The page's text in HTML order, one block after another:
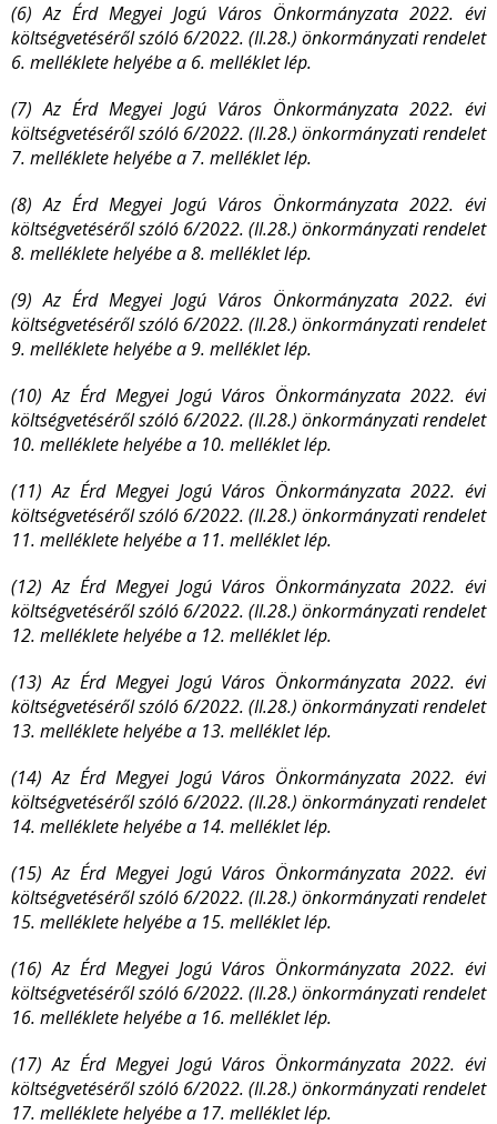
(6) Az Érd Megyei Jogú Város Önkormányzata 2022. évi
költségvetéséről szóló 6/2022. (II.28.) önkormányzati rendelet
6. melléklete helyébe a 6. melléklet lép.
(7) Az Érd Megyei Jogú Város Önkormányzata 2022. évi
költségvetéséről szóló 6/2022. (II.28.) önkormányzati rendelet
7. melléklete helyébe a 7. melléklet lép.
(8) Az Érd Megyei Jogú Város Önkormányzata 2022. évi
költségvetéséről szóló 6/2022. (II.28.) önkormányzati rendelet
8. melléklete helyébe a 8. melléklet lép.
(9) Az Érd Megyei Jogú Város Önkormányzata 2022. évi
költségvetéséről szóló 6/2022. (II.28.) önkormányzati rendelet
9. melléklete helyébe a 9. melléklet lép.
(10) Az Érd Megyei Jogú Város Önkormányzata 2022. évi
költségvetéséről szóló 6/2022. (II.28.) önkormányzati rendelet
10. melléklete helyébe a 10. melléklet lép.
(11) Az Érd Megyei Jogú Város Önkormányzata 2022. évi
költségvetéséről szóló 6/2022. (II.28.) önkormányzati rendelet
11. melléklete helyébe a 11. melléklet lép.
(12) Az Érd Megyei Jogú Város Önkormányzata 2022. évi
költségvetéséről szóló 6/2022. (II.28.) önkormányzati rendelet
12. melléklete helyébe a 12. melléklet lép.
(13) Az Érd Megyei Jogú Város Önkormányzata 2022. évi
költségvetéséről szóló 6/2022. (II.28.) önkormányzati rendelet
13. melléklete helyébe a 13. melléklet lép.
(14) Az Érd Megyei Jogú Város Önkormányzata 2022. évi
költségvetéséről szóló 6/2022. (II.28.) önkormányzati rendelet
14. melléklete helyébe a 14. melléklet lép.
(15) Az Érd Megyei Jogú Város Önkormányzata 2022. évi
költségvetéséről szóló 6/2022. (II.28.) önkormányzati rendelet
15. melléklete helyébe a 15. melléklet lép.
(16) Az Érd Megyei Jogú Város Önkormányzata 2022. évi
költségvetéséről szóló 6/2022. (II.28.) önkormányzati rendelet
16. melléklete helyébe a 16. melléklet lép.
(17) Az Érd Megyei Jogú Város Önkormányzata 2022. évi
költségvetéséről szóló 6/2022. (II.28.) önkormányzati rendelet
17. melléklete helyébe a 17. melléklet lép.